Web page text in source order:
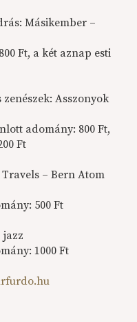
Másikember –
Ft, a két aznap esti
Asszonyok
adomány: 800 Ft,
Ft
Travels – Bern Atom
500 Ft
jazz
1000 Ft